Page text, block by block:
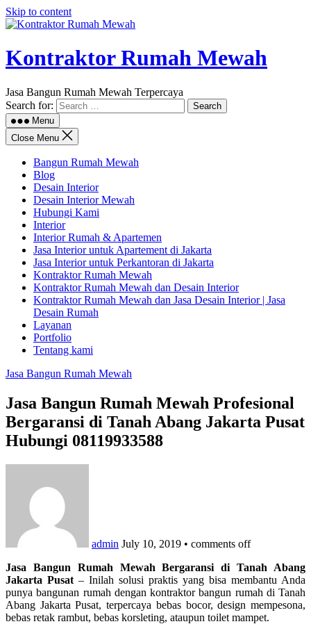
Skip to content
Kontraktor Rumah Mewah
Jasa Bangun Rumah Mewah Terpercaya
Search for:
Menu
Close Menu
Bangun Rumah Mewah
Blog
Desain Interior
Desain Interior Mewah
Hubungi Kami
Interior
Interior Rumah & Apartemen
Jasa Interior untuk Apartement di Jakarta
Jasa Interior untuk Perkantoran di Jakarta
Kontraktor Rumah Mewah
Kontraktor Rumah Mewah dan Desain Interior
Kontraktor Rumah Mewah dan Jasa Desain Interior | Jasa
Desain Rumah
Layanan
Portfolio
Tentang kami
Jasa Bangun Rumah Mewah
Jasa Bangun Rumah Mewah Profesional
Bergaransi di Tanah Abang Jakarta Pusat
Hubungi 08119933588
admin July 10, 2019 • comments off
Jasa Bangun Rumah Mewah Bergaransi di Tanah Abang
Jakarta Pusat – Inilah solusi praktis yang bisa membantu Anda
punya bangunan rumah dengan kontraktor bangun rumah di Tanah
Abang Jakarta Pusat, terpercaya bebas bocor, design mempesona,
bebas retak rambut, bebas korsleting, ataupun toilet mampet.